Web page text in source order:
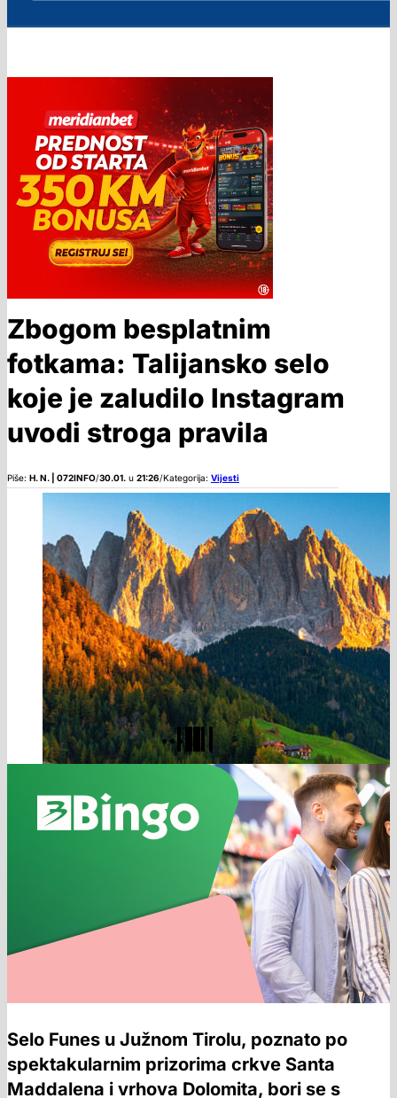
Zbogom besplatnim
fotkama: Talijansko selo
koje je zaludilo Instagram
uvodi stroga pravila
Piše: H. N. | 072INFO/30.01. u 21:26/Kategorija: Vijesti
Selo Funes u Južnom Tirolu, poznato po
spektakularnim prizorima crkve Santa
Maddalena i vrhova Dolomita, bori se s